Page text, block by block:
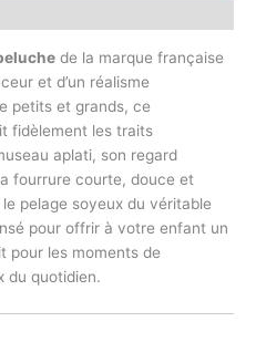
de la marque française
et d’un réalisme
petits et grands, ce
fidèlement les traits
aplati, son regard
fourrure courte, douce et
pelage soyeux du véritable
pour offrir à votre enfant un
pour les moments de
du quotidien.